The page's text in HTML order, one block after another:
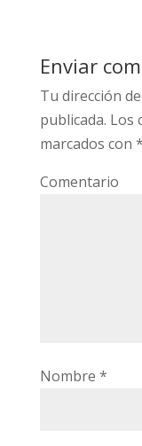
Enviar
Tu dirección
publicada. Los
marcados con *
Comentario
Nombre *